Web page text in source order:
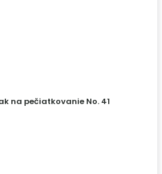
na pečiatkovanie No. 41